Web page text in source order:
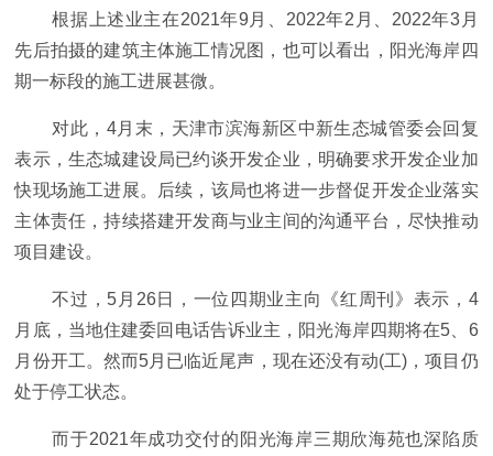
根据上述业主在2021年9月、2022年2月、2022年3月
先后拍摄的建筑主体施工情况图，也可以看出，阳光海岸四
期一标段的施工进展甚微。
对此，4月末，天津市滨海新区中新生态城管委会回复
表示，生态城建设局已约谈开发企业，明确要求开发企业加
快现场施工进展。后续，该局也将进一步督促开发企业落实
主体责任，持续搭建开发商与业主间的沟通平台，尽快推动
项目建设。
不过，5月26日，一位四期业主向《红周刊》表示，4
月底，当地住建委回电话告诉业主，阳光海岸四期将在5、6
月份开工。然而5月已临近尾声，现在还没有动(工)，项目仍
处于停工状态。
而于2021年成功交付的阳光海岸三期欣海苑也深陷质